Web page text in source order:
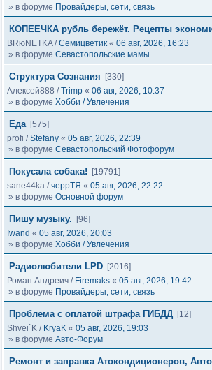
» в форуме Провайдеры, сети, связь
КОПЕЕЧКА рубль бережёт. Рецепты
BRюNETKA/Семицветик « 06 авг, 2026, 16:23
» в форуме Севастопольские мамы
Структура Сознания
[330]
Алексей888 /Trimp « 06 авг, 2026, 10:37
» в форуме Хобби / Увлечения
Еда [575]
profi /Stefany « 05 авг, 2026, 22:39
» в форуме Севастопольский Фотофорум
Покусала собака!
[19791]
sane44ka /черрТЯ « 05 авг, 2026, 22:22
» в форуме Основной форум
Пишу музыку.
[96]
Iwand « 05 авг, 2026, 20:03
» в форуме Хобби / Увлечения
Радиолюбители LPD [2016]
Роман Андреич / Firemaks « 05 авг, 2026, 19:42
» в форуме Провайдеры, сети, связь
Проблема с оплатой штрафа ГИБДД [12]
Shvei`K / KryaK « 05 авг, 2026, 19:03
» в форуме Авто-Форум
Ремонт и заправка Атокондиционеров,